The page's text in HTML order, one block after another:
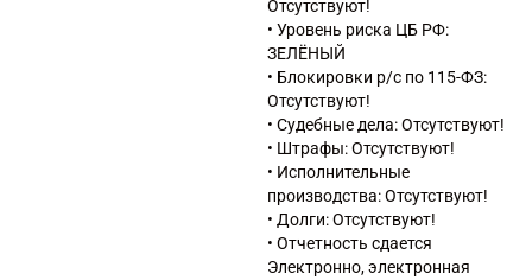
неспециализированных
магазинах
47.91 Торговля розничная по
почте или по информационно-
коммуникационной сети
Интернет
47.91.1 Торговля розничная
по почте
47.91.2 Торговля розничная,
осуществляемая
непосредственно при помощи
Отсутствуют!
• Уровень риска ЦБ РФ:
ЗЕЛЁНЫЙ
• Блокировки р/с по 115-ФЗ:
Отсутствуют!
• Судебные дела: Отсутствуют!
• Штрафы: Отсутствуют!
• Исполнительные
производства: Отсутствуют!
• Долги: Отсутствуют!
• Отчетность сдается
Электронно, электронная